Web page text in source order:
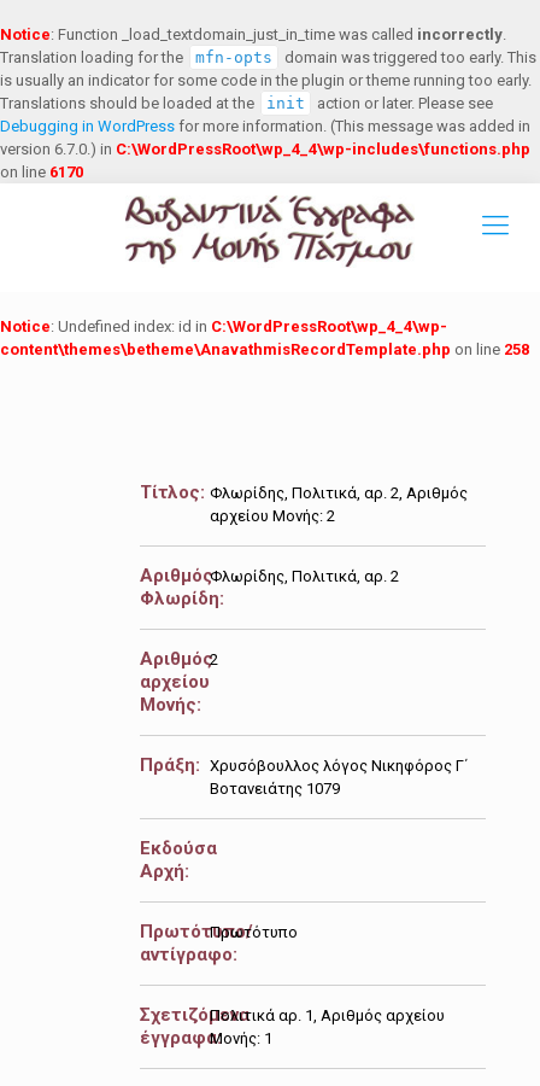
Notice: Function _load_textdomain_just_in_time was called incorrectly.
Translation loading for the
mfn-opts
domain was triggered too early. This
is usually an indicator for some code in the plugin or theme running too early.
Translations should be loaded at the
init
action or later. Please see
Debugging in WordPress for more information. (This message was added in
version 6.7.0.) in C:\WordPressRoot\wp_4_4\wp-includes\functions.php
on line 6170
Notice: Undefined index: id in C:\WordPressRoot\wp_4_4\wp-
content\themes\betheme\AnavathmisRecordTemplate.php on line 258
Τίτλος: Φλωρίδης, Πολιτικά, αρ. 2, Αριθμός
αρχείου Μονής: 2
Αριθμός
Φλωρίδη:
Φλωρίδης, Πολιτικά, αρ. 2
Αριθμός
αρχείου
Μονής:
2
Πράξη: Χρυσόβουλλος λόγος Νικηφόρος Γ΄
Βοτανειάτης 1079
Εκδούσα
Αρχή:
Πρωτότυπο/
αντίγραφο:
Πρωτότυπο
Σχετιζόμενα
έγγραφα:
Πολιτικά αρ. 1, Αριθμός αρχείου
Μονής: 1